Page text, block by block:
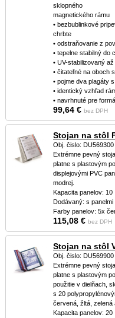
sklopného
magnetického rámu
• bezbublinkové
chrbte
• odstraňovanie z
• tepelne stabilný do
• UV-stabilizovaný
• čitateľné na oboch
• pojme dva plagáty
• identický vzhľad
• navrhnuté pre
99,64 € bez DPH
Stojan na stôl
Obj. čislo: DU569300
Extrémne pevný
platne s plastovým
displejovými PVC
modrej.
Kapacita panelov: 10
Dodávaný: s panelmi
Farby panelov: 5x
115,08 € bez DPH
Stojan na stôl
Obj. čislo: DU569900
Extrémne pevný
platne s plastovým
použitie v dielňach,
s 20
červená, žltá, zelená
Kapacita panelov: 20